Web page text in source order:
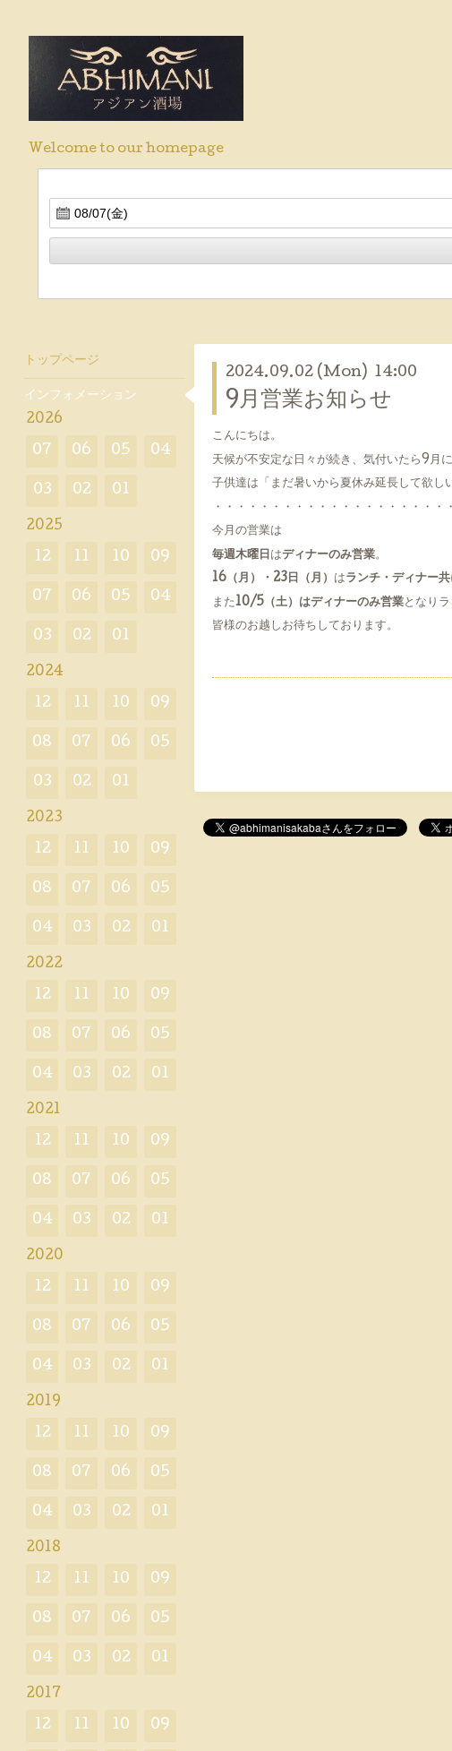
Welcome to our homepage
2024.09.02 (Mon) 14:00
9月営業お知らせ
こんにちは。
天候が不安定な日々が続き、気付いたら9月
子供達は「まだ暑いから夏休み延長して欲
・・・・・・・・・・・・・・・・・・・
今月の営業は
毎週木曜日 はディナーのみ営業。
16（月）・23日（月） はランチ・ディナー
また10/5（土）はディナーのみ営業となり
皆様のお越しお待ちしております。
トップページ
インフォメーション
2026
07 06 05 04
03 02 01
2025
12 11 10 09
07 06 05 04
03 02 01
2024
12 11 10 09
08 07 06 05
03 02 01
2023
12 11 10 09
08 07 06 05
04 03 02 01
2022
12 11 10 09
08 07 06 05
04 03 02 01
2021
12 11 10 09
08 07 06 05
04 03 02 01
2020
12 11 10 09
08 07 06 05
04 03 02 01
2019
12 11 10 09
08 07 06 05
04 03 02 01
2018
12 11 10 09
08 07 06 05
04 03 02 01
2017
12 11 10 09